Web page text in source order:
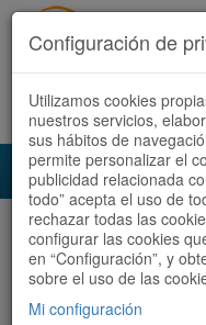
Acceder
Audioruta Todas las rutas
Todas las rutas
Configuración de
Utilizamos cookies
nuestros servicios,
sus hábitos de
permite personalizar el
publicidad relacionada
todo” acepta el uso de
rechazar todas las
configurar las cookies
en “Configuración”, y
sobre el uso de las
Mi configuración